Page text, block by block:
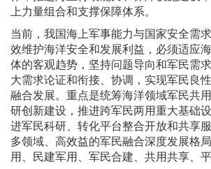
上力量组合和支撑保障体系。
当前，我国海上军事能力与国家安全需
效维护海洋安全和发展利益，必须适应
体的客观趋势，坚持问题导向和军民需
大需求论证和衔接、协调，实现军民良
融合发展。重点是统筹海洋领域军民共
研创新建设，推进跨军民两用重大基础
进军民科研、转化平台整合开放和共享服
多领域、高效益的军民融合深度发展格
用、民建军用、军民合建、共用共享、平